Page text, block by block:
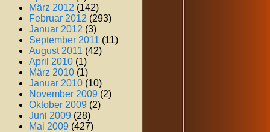
März 2012 (142)
Februar 2012 (293)
Januar 2012 (3)
September 2011 (11)
August 2011 (42)
April 2010 (1)
März 2010 (1)
Januar 2010 (10)
November 2009 (2)
Oktober 2009 (2)
Juni 2009 (28)
Mai 2009 (427)